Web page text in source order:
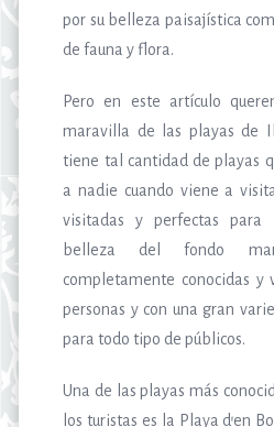
por su belleza paisajística
de fauna y flora.
Pero en este artículo
maravilla de las playas de
tiene tal cantidad de playas
a nadie cuando viene a
visitadas y perfectas
belleza del fondo
completamente conocidas y
personas y con una gran
para todo tipo de públicos.
Una de las playas más
los turistas es la Playa d’en